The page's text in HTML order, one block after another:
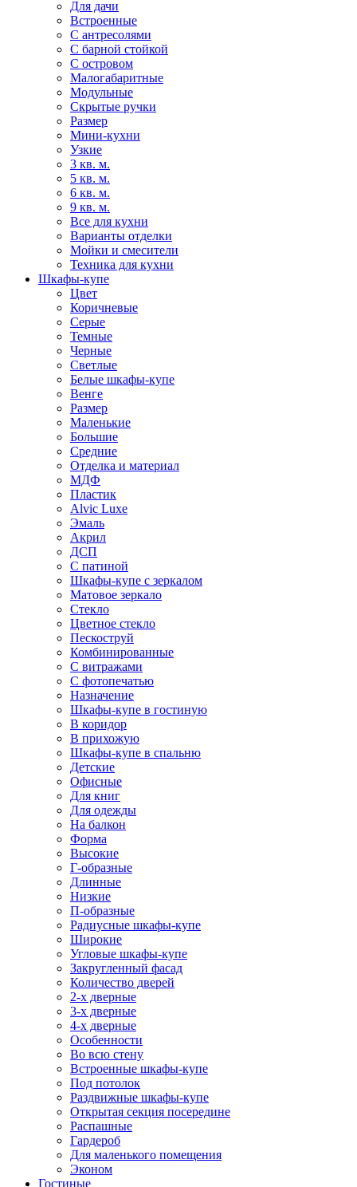
Для дачи
Встроенные
С антресолями
С барной стойкой
С островом
Малогабаритные
Модульные
Скрытые ручки
Размер
Мини-кухни
Узкие
3 кв. м.
5 кв. м.
6 кв. м.
9 кв. м.
Все для кухни
Варианты отделки
Мойки и смесители
Техника для кухни
Шкафы-купе
Цвет
Коричневые
Серые
Темные
Черные
Светлые
Белые шкафы-купе
Венге
Размер
Маленькие
Большие
Средние
Отделка и материал
МДФ
Пластик
Alvic Luxe
Эмаль
Акрил
ДСП
С патиной
Шкафы-купе с зеркалом
Матовое зеркало
Стекло
Цветное стекло
Пескоструй
Комбинированные
С витражами
С фотопечатью
Назначение
Шкафы-купе в гостиную
В коридор
В прихожую
Шкафы-купе в спальню
Детские
Офисные
Для книг
Для одежды
На балкон
Форма
Высокие
Г-образные
Длинные
Низкие
П-образные
Радиусные шкафы-купе
Широкие
Угловые шкафы-купе
Закругленный фасад
Количество дверей
2-х дверные
3-х дверные
4-х дверные
Особенности
Во всю стену
Встроенные шкафы-купе
Под потолок
Раздвижные шкафы-купе
Открытая секция посередине
Распашные
Гардероб
Для маленького помещения
Эконом
Гостиные